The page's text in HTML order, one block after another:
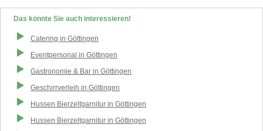
Das könnte Sie auch interessieren!
Catering in Göttingen
Eventpersonal in Göttingen
Gastronomie & Bar in Göttingen
Geschirrverleih in Göttingen
Hussen Bierzeltgarnitur in Göttingen
Hussen Bierzeltgarnitur in Göttingen